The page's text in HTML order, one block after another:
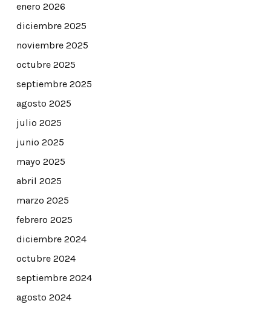
enero 2026
diciembre 2025
noviembre 2025
octubre 2025
septiembre 2025
agosto 2025
julio 2025
junio 2025
mayo 2025
abril 2025
marzo 2025
febrero 2025
diciembre 2024
octubre 2024
septiembre 2024
agosto 2024